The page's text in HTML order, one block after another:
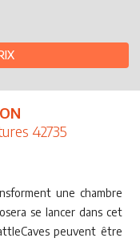
42735
une chambre
se lancer dans cet
peuvent être